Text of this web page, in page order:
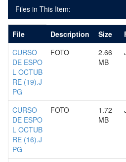
Files in This Item:
File Description Size
CURSO
DE ESPO
L OCTUB
RE (19).J
PG
FOTO
2.66
MB
CURSO
DE ESPO
L OCTUB
RE (16).J
PG
FOTO
1.72
MB